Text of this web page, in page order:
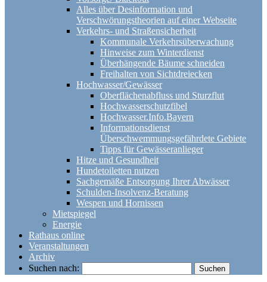
Alles über Desinformation und
Verschwörungstheorien auf einer Webseite
Verkehrs- und Straßensicherheit
Kommunale Verkehrsüberwachung
Hinweise zum Winterdienst
Überhängende Bäume schneiden
Freihalten von Sichtdreiecken
Hochwasser/Gewässer
Oberflächenabfluss und Sturzflut
Hochwasserschutzfibel
Hochwasser.Info.Bayern
Informationsdienst
Überschwemmungsgefährdete Gebiete
Tipps für Gewässeranlieger
Hitze und Gesundheit
Hundetoiletten nutzen
Sachgemäße Entsorgung Ihrer Abwässer
Schulden-Insolvenz-Beratung
Wespen und Hornissen
Mietspiegel
Energie
Rathaus online
Veranstaltungen
Archiv
Suchen nach: